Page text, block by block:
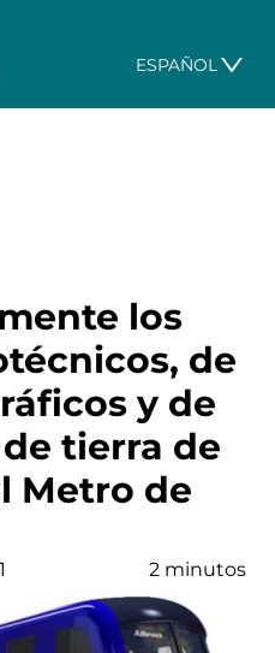
ESPAÑOL
los
de
y de
tierra de
Metro de
2 minutos